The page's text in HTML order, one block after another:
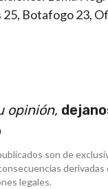
25, Botafogo 23,
opinión,
son de
legales.